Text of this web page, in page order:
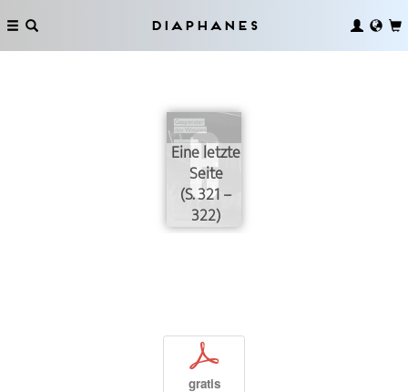
Diaphanes
Eine letzte
Seite
(S. 321 –
322)
p
gratis